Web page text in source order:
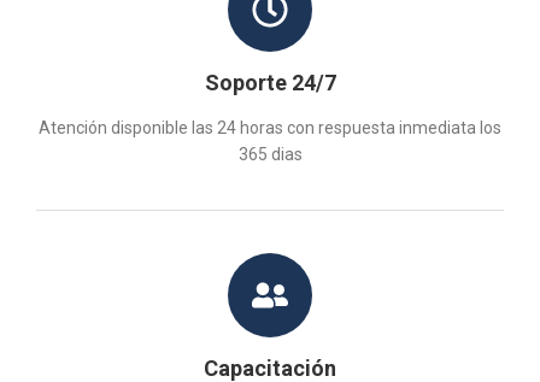
Soporte 24/7
Atención disponible las 24 horas con respuesta inmediata los
365 dias
Capacitación